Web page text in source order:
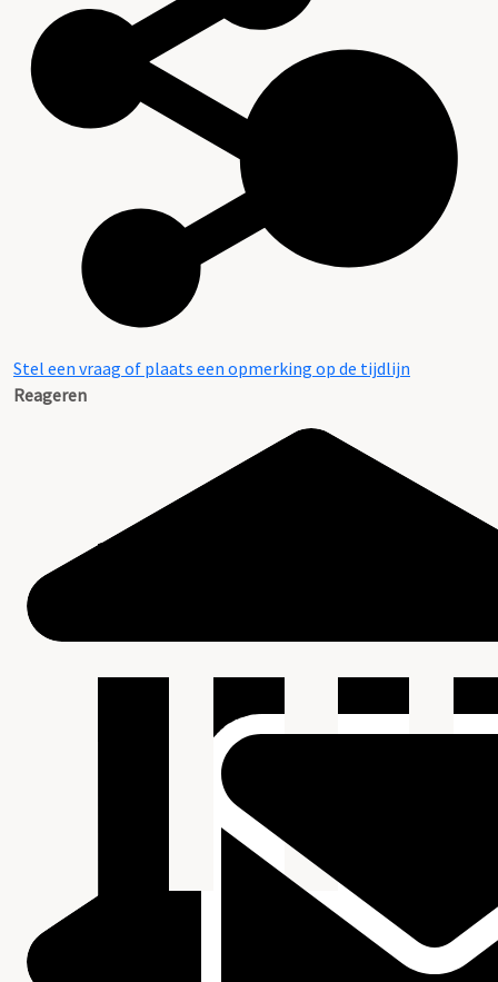
Stel een vraag of plaats een opmerking op de tijdlijn
Reageren